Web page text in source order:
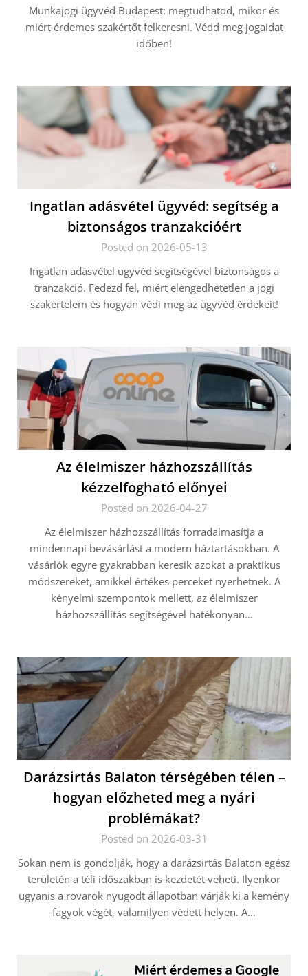
Munkajogi ügyvéd Budapest: megtudhatod, mikor és
miért érdemes szakértőt felkeresni. Védd meg jogaidat
időben!
Ingatlan adásvétel ügyvéd: segítség a
biztonságos tranzakcióért
Posted on 2026-05-13
Ingatlan adásvétel ügyvéd segítségével biztonságos a
tranzakció. Fedezd fel, miért elengedhetetlen a jogi
szakértelem és hogyan védi meg az ügyvéd érdekeit!
Az élelmiszer házhozszállítás
kézzelfogható előnyei
Posted on 2026-04-27
Az élelmiszer házhozszállítás forradalmasítja a
mindennapi bevásárlást a modern háztartásokban. A
vásárlók egyre gyakrabban keresik azokat a praktikus
módszereket, amikkel értékes perceket nyerhetnek. A
kényelmi szempontok mellett, az élelmiszer
házhozszállítás segítségével hatékonyan…
Darázsirtás Balaton térségében télen –
hogyan előzheted meg a nyári
problémákat?
Posted on 2026-03-31
Sokan nem is gondolják, hogy a darázsirtás Balaton egész
területén a téli időszakban is kezdetét veheti. Ilyenkor
ugyanis a rovarok nyugodt állapotban várják ki a kemény
fagyok végét, valamilyen védett helyen. A…